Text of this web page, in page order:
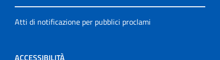
Atti di notificazione per pubblici proclami
ACCESSIBILITÀ